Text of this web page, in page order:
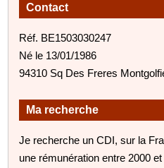
Contact
Réf. BE1503030247
Né le 13/01/1986
94310 Sq Des Freres
Ma recherche
Je recherche un CDI, sur la
une rémunération entre 2000